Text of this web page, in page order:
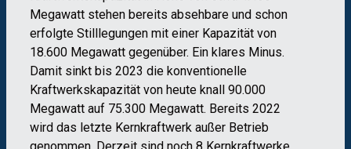
Megawatt stehen bereits absehbare und schon
erfolgte Stilllegungen mit einer Kapazität von
18.600 Megawatt gegenüber. Ein klares Minus.
Damit sinkt bis 2023 die konventionelle
Kraftwerkskapazität von heute knall 90.000
Megawatt auf 75.300 Megawatt. Bereits 2022
wird das letzte Kernkraftwerk außer Betrieb